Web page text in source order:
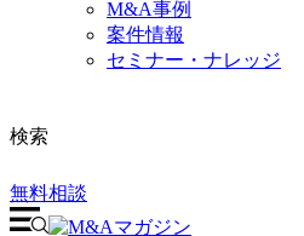
M&A事例
案件情報
セミナー・ナレッジ
検索
無料相談